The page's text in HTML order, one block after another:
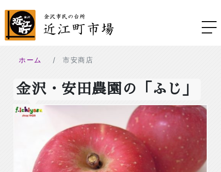
ホーム 市安商店
金沢・安田農園の「ふじ」